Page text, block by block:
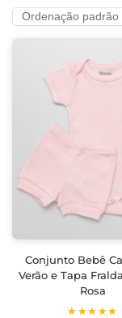
Conjunto Bebê
Verão e Tapa
Rosa
★★★★★
★★★★★